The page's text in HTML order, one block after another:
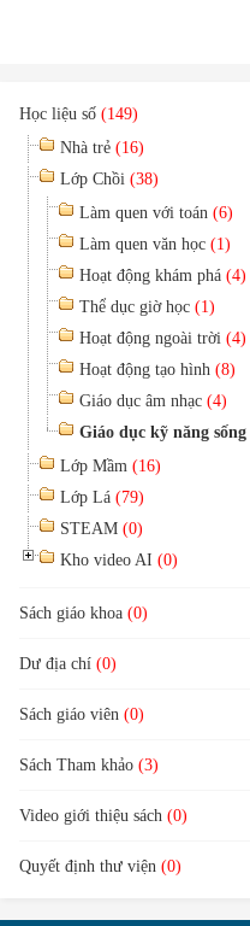
Học liệu số (149)
Nhà trẻ (16)
Lớp Chồi (38)
Làm quen với toán (6)
Làm quen văn học (1)
Hoạt động khám phá (4)
Thể dục giờ học (1)
Hoạt động ngoài trời (4)
Hoạt động tạo hình (8)
Giáo dục âm nhạc (4)
Giáo dục kỹ năng sống
Lớp Mầm (16)
Lớp Lá (79)
STEAM (0)
Kho video AI (0)
Sách giáo khoa (0)
Dư địa chí (0)
Sách giáo viên (0)
Sách Tham khảo (3)
Video giới thiệu sách (0)
Quyết định thư viện (0)